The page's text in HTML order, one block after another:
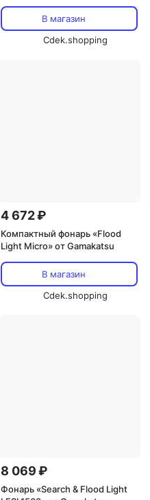
В магазин
Cdek.shopping
4 672 ₽
Компактный фонарь «Flood
Light Micro» от Gamakatsu
В магазин
Cdek.shopping
8 069 ₽
Фонарь «Search & Flood Light